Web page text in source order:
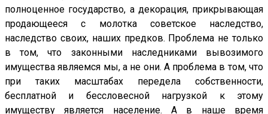
полноценное государство, а декорация, прикрывающая
продающееся с молотка советское наследство,
наследство своих, наших предков. Проблема не только
в том, что законными наследниками вывозимого
имущества являемся мы, а не они. А проблема в том, что
при таких масштабах передела собственности,
бесплатной и бессловесной нагрузкой к этому
имуществу является население. А в наше время